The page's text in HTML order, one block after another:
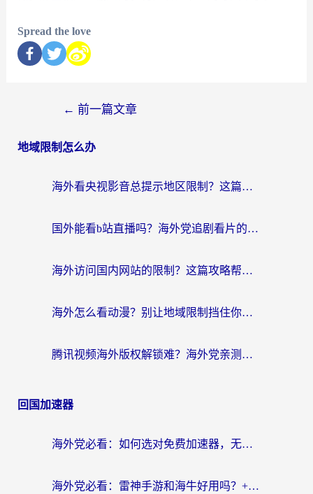
Spread the love
← 前一篇文章
地域限制怎么办
海外看央视影音总提示地区限制？这篇教你选对回国加速器，流畅追剧不踩坑
国外能看b站直播吗？海外党追剧看片的终极解决方案来了
海外访问国内网站的限制？这篇攻略帮你无缝解锁12306、12123和国内影音
海外怎么看动漫？别让地域限制挡住你的追番快乐
腾讯视频海外版权解锁难？海外党亲测：选对回国加速器，追剧观影零障碍
回国加速器
海外党必看：如何选对免费加速器，无缝访问国内资源不踩坑？
海外党必看：雷神手游和海牛好用吗？+3款热门加速器实测对比，附番茄加速器无缝回国指南